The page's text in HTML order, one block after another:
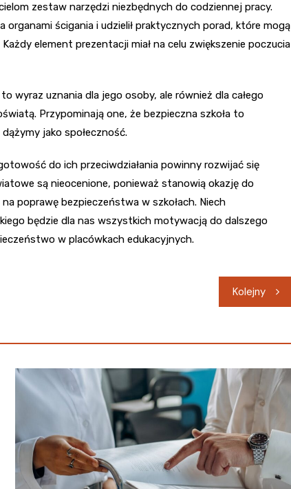
zestaw narzędzi niezbędnych do codziennej pracy.
organami ścigania i udzielił praktycznych porad, które mogą
element prezentacji miał na celu zwiększenie poczucia
wyraz uznania dla jego osoby, ale również dla całego
Przypominają one, że bezpieczna szkoła to
jako społeczność.
do ich przeciwdziałania powinny rozwijać się
są nieocenione, ponieważ stanowią okazję do
poprawę bezpieczeństwa w szkołach. Niech
będzie dla nas wszystkich motywacją do dalszego
w placówkach edukacyjnych.
Kolejny